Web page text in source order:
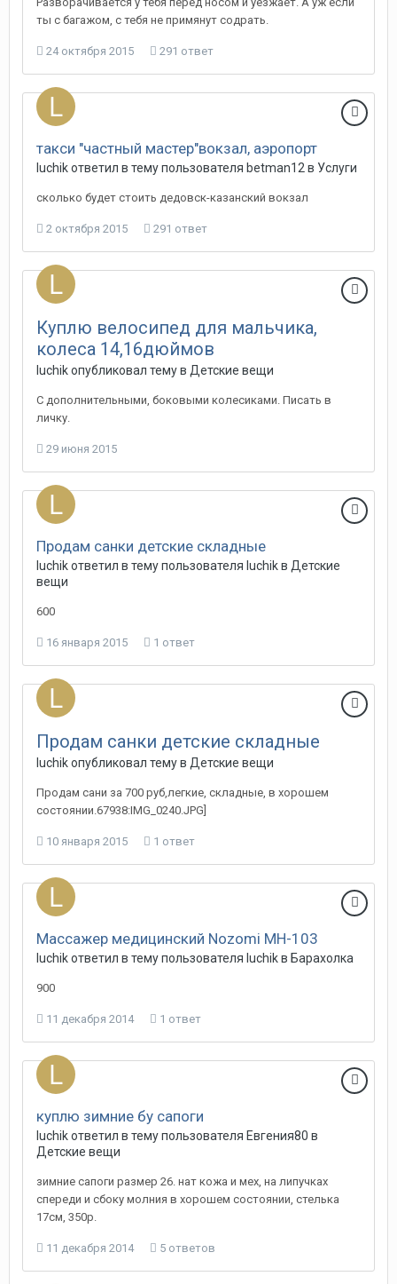
ты с багажом, с тебя не примянут содрать.
24 октября 2015 291 ответ
такси "частный мастер"вокзал, аэропорт
luchikответил в тему пользователя betman12 в Услуги
сколько будет стоить дедовск-казанский вокзал
2 октября 2015 291 ответ
Куплю велосипед для мальчика,
колеса 14,16дюймов
luchikопубликовал тему в Детские вещи
С дополнительными, боковыми колесиками. Писать в
личку.
29 июня 2015
Продам санки детские складные
luchikответил в тему пользователя luchikв Детские
вещи
600
16 января 2015 1 ответ
Продам санки детские складные
luchikопубликовал тему в Детские вещи
Продам сани за 700 руб,легкие, складные, в хорошем
состоянии.67938:IMG_0240.JPG]
10 января 2015 1 ответ
Массажер медицинский Nozomi MH-103
luchikответил в тему пользователя luchikв Барахолка
900
11 декабря 2014 1 ответ
куплю зимние бу сапоги
luchikответил в тему пользователя Евгения80 в
Детские вещи
зимние сапоги размер 26. нат кожа и мех, на липучках
спереди и сбоку молния в хорошем состоянии, стелька
17см, 350р.
11 декабря 2014 5 ответов